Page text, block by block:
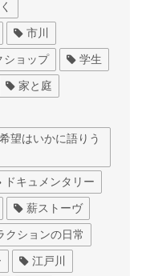
市川
ショップ 学生
家と庭
望はいかに語りう
ドキュメンタリー
薪ストーヴ
クションの日常
江戸川